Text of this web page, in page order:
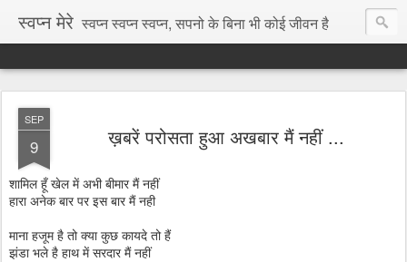
स्वप्न मेरे स्वप्न स्वप्न स्वप्न, सपनो के बिना भी कोई जीवन है
SEP
9 ख़बरें परोसता हुआ अखबार मैं नहीं ...
शामिल हूँ खेल में अभी बीमार मैं नहीं
हारा अनेक बार पर इस बार मैं नही
माना हजूम है तो क्या कुछ कायदे तो हैं
झंडा भले है हाथ में सरदार मैं नहीं